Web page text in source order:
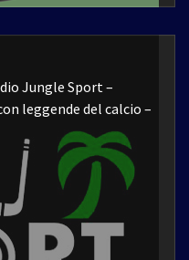
Jungle Sport –
leggende del calcio –